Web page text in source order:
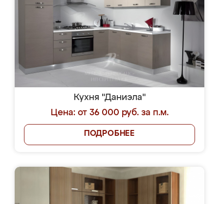
Кухня "Даниэла"
Цена: от 36 000 руб. за п.м.
ПОДРОБНЕЕ